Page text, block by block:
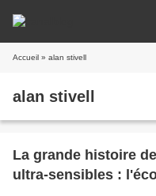
Accueil » alan stivell
alan stivell
La grande histoire
ultra-sensibles :